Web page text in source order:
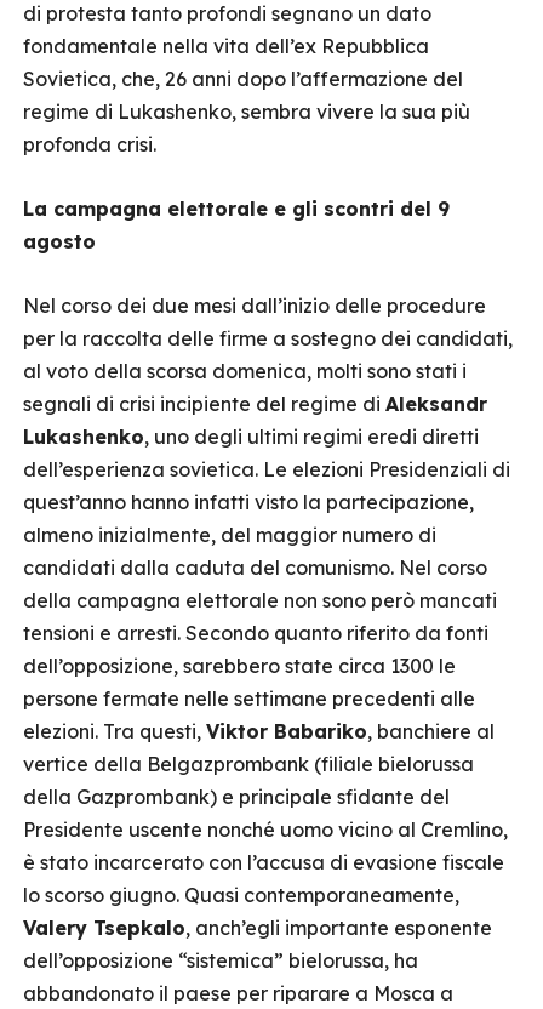
di protesta tanto profondi segnano un dato
fondamentale nella vita dell’ex Repubblica
Sovietica, che, 26 anni dopo l’affermazione del
regime di Lukashenko, sembra vivere la sua più
profonda crisi.
La campagna elettorale e gli scontri del 9
agosto
Nel corso dei due mesi dall’inizio delle procedure
per la raccolta delle firme a sostegno dei candidati,
al voto della scorsa domenica, molti sono stati i
segnali di crisi incipiente del regime di Aleksandr
Lukashenko, uno degli ultimi regimi eredi diretti
dell’esperienza sovietica. Le elezioni Presidenziali di
quest’anno hanno infatti visto la partecipazione,
almeno inizialmente, del maggior numero di
candidati dalla caduta del comunismo. Nel corso
della campagna elettorale non sono però mancati
tensioni e arresti. Secondo quanto riferito da fonti
dell’opposizione, sarebbero state circa 1300 le
persone fermate nelle settimane precedenti alle
elezioni. Tra questi, Viktor Babariko, banchiere al
vertice della Belgazprombank (filiale bielorussa
della Gazprombank) e principale sfidante del
Presidente uscente nonché uomo vicino al Cremlino,
è stato incarcerato con l’accusa di evasione fiscale
lo scorso giugno. Quasi contemporaneamente,
Valery Tsepkalo, anch’egli importante esponente
dell’opposizione “sistemica” bielorussa, ha
abbandonato il paese per riparare a Mosca a